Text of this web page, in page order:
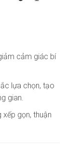
cảm giác bí
lựa chọn, tạo
gian.
gọn, thuận